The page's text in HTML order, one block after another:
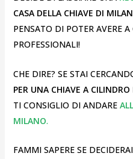
CASA DELLA CHIAVE DI
PENSATO DI POTER AVERE
PROFESSIONALI!
CHE DIRE? SE STAI
PER UNA CHIAVE A
TI CONSIGLIO DI ANDARE
MILANO.
FAMMI SAPERE SE